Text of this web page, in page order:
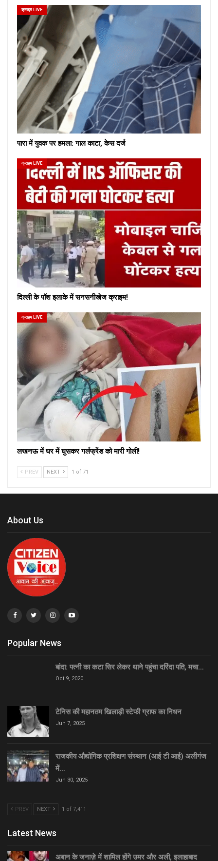
क्राइम LIVE
पारा में युवक पर हमला: गाल काटा, केस दर्ज
क्राइम LIVE
दिल्ली के पॉश इलाके में सनसनीखेज क्राइम!
क्राइम LIVE
लखनऊ में घर में घुसकर गर्लफ्रेंड को मारी गोली!
PREV NEXT 1 of 71
About Us
Popular News
बांदा: पत्नी का कटा सिर लेकर थाने पहुंचा दरिंदा पति, मचा…
Oct 9, 2020
टेनिस की महानतम खिलाड़ी स्टेफी ग्राफ का निधन
Jun 7, 2025
राजकीय औद्योगिक प्रशिक्षण संस्थान (आई टी आई) अलीगंज
में…
Jun 30, 2025
PREV NEXT 1 of 7,411
Latest News
अबान के जनाज़े में शामिल होंगे उमर और अली, इलाहाबाद